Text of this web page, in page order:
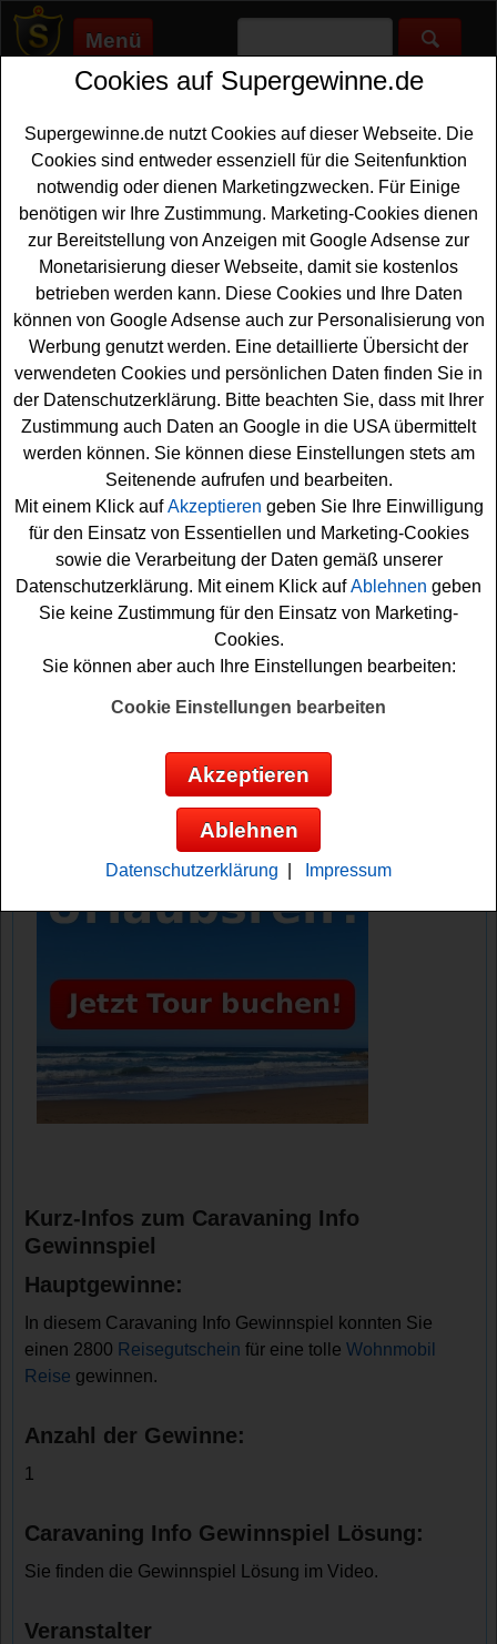
Menü
Supergewinne.de>Gewinnspiele>Reise Gewinnspiele>
Anzeige:
Anzeige:
Caravaning Info Gewinnspiel -
Gutschein für Wohnmobil Reise
gewinnen
Ein kostenloses Caravaning Info Gewinnspiel für alle
urlaubsreifen Gewinner. Caravaning Info verlost einen
Gutscheinfür eine tolle Wohnmobil Reise im Wert von
2800 Euro. Mit etwas Glück können Sie diesen
Reisegutschein gewinnen. Falls Sie an dem
Gewinnspiel kostenlos teilnehmen möchten, müssen Sie
nur kurz die Lösung der Preisfrage herausfinden. Dann
können Sie das Formular ausfüllen und mit etwas Glück
den Gutschein für die Wohnmobil Reise gewinnen. Viel
Spaß bei der Teilnahme!
Caravaning Info verlost einen 2800
Reisegutschein für eine tolle Wohnmobil
Anzeige:
Kurz-Infos zum Caravaning Info
Gewinnspiel
Hauptgewinne:
In diesem Caravaning Info Gewinnspiel konnten Sie
einen 2800 Reisegutschein für eine tolleWohnmobil
Reise gewinnen.
Anzahl der Gewinne:
1
Caravaning Info Gewinnspiel Lösung:
Sie finden die Gewinnspiel Lösung im Video.
Veranstalter
Cookies auf Supergewinne.de
Supergewinne.de nutzt Cookies auf dieser Webseite. Die
Cookies sind entweder essenziell für die Seitenfunktion
notwendig oder dienen Marketingzwecken. Für Einige
benötigen wir Ihre Zustimmung. Marketing-Cookies dienen
zur Bereitstellung von Anzeigen mit Google Adsense zur
Monetarisierung dieser Webseite, damit sie kostenlos
betrieben werden kann. Diese Cookies und Ihre Daten
können von Google Adsense auch zur Personalisierung von
Werbung genutzt werden. Eine detaillierte Übersicht der
verwendeten Cookies und persönlichen Daten finden Sie in
der Datenschutzerklärung. Bitte beachten Sie, dass mit Ihrer
Zustimmung auch Daten an Google in die USA übermittelt
werden können. Sie können diese Einstellungen stets am
Seitenende aufrufen und bearbeiten.
Mit einem Klick aufAkzeptieren geben Sie Ihre Einwilligung
für den Einsatz von Essentiellen und Marketing-Cookies
sowie die Verarbeitung der Daten gemäß unserer
Datenschutzerklärung. Mit einem Klick aufAblehnen geben
Sie keine Zustimmung für den Einsatz von Marketing-
Cookies.
Sie können aber auch Ihre Einstellungen bearbeiten:
Cookie Einstellungen bearbeiten
Akzeptieren
Ablehnen
Datenschutzerklärung Impressum